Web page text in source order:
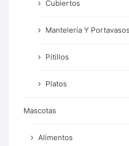
Cubiertos
Mantelería Y Portavasos
Pitillos
Platos
Mascotas
Alimentos